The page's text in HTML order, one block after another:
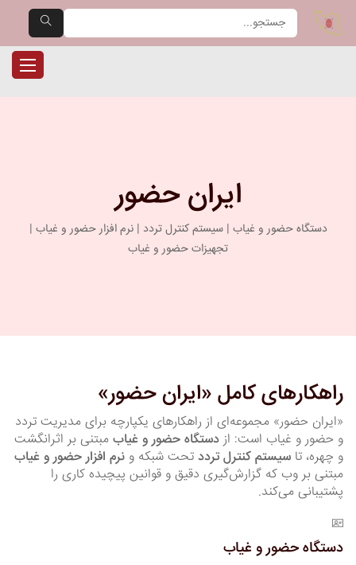
ایران حضور — مرجع تخصصی
ناوبری
ایران حضور
دستگاه حضور و غیاب | سیستم کنترل تردد | نرم افزار حضور و غیاب |
تجهیزات حضور و غیاب
راهکارهای کامل «ایران حضور»
«ایران حضور» مجموعه‌ای از راهکارهای یکپارچه برای مدیریت تردد
و حضور و غیاب است: ازدستگاه حضور و غیاب مبتنی بر اثرانگشت
و چهره، تا سیستم کنترل تردد تحت شبکه و نرم افزار حضور و غیاب
مبتنی بر وب که گزارش‌گیری دقیق و قوانین پیچیده کاری را
پشتیبانی می‌کند.
دستگاه حضور و غیاب